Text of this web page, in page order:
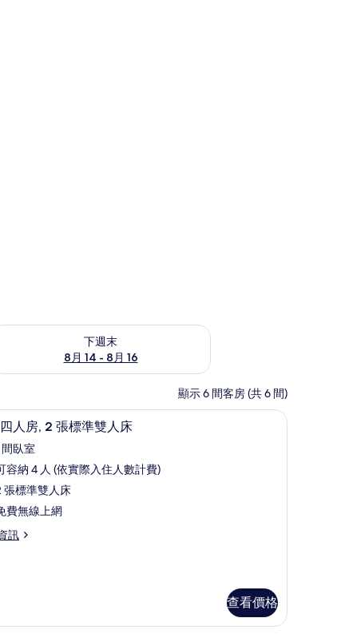
下週末
8月 14 - 8月 16
看下週末 (8月 14 - 8月 16) 的供應情況
顯示 6 間客房 (共 6 間)
光布/窗簾、隔音、免費搖籃/嬰兒床豪華四人房, 2 張標準雙人床 | 客房內保險箱
人房, 2 張標準雙人床
間臥室
容納 4 人 (依實際入住人數計費)
張標準雙人床
費無線上網
訊
查看價格